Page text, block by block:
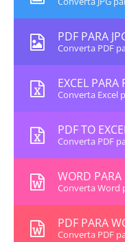
PDF PARA
Converta PDF
EXCEL PARA
Converta Excel
PDF TO
Converta PDF
WORD PARA
Converta Word
PDF PARA
Converta PDF